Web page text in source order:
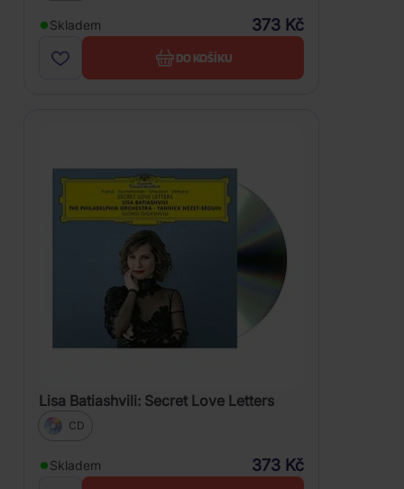
Skladem 373 Kč
DO KOŠÍKU
Lisa Batiashvili: Secret Love Letters
CD
Skladem 373 Kč